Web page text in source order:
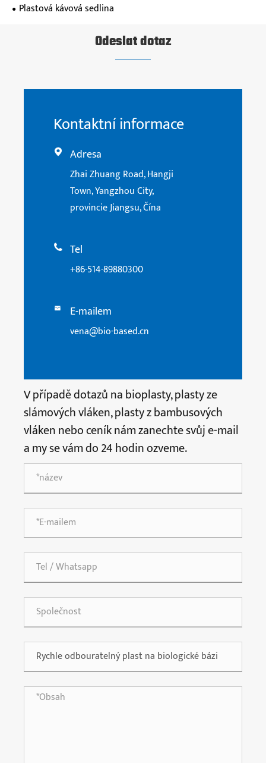
Plastová kávová sedlina
Odeslat dotaz
Kontaktní informace
 Adresa
Zhai Zhuang Road, Hangji
Town, Yangzhou City,
provincie Jiangsu, Čína
 Tel
+86-514-89880300
 E-mailem
vena@bio-based.cn
V případě dotazů na bioplasty, plasty ze
slámových vláken, plasty z bambusových
vláken nebo ceník nám zanechte svůj e-mail
a my se vám do 24 hodin ozveme.